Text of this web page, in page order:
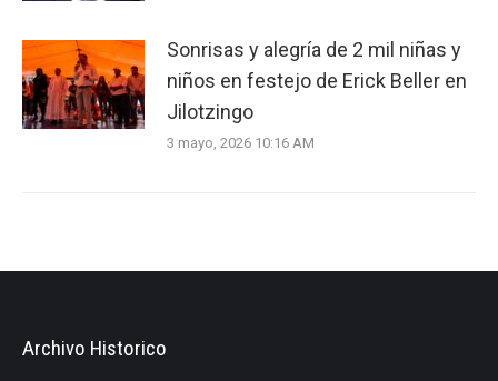
Sonrisas y alegría de 2 mil niñas y
niños en festejo de Erick Beller en
Jilotzingo
3 mayo, 2026 10:16 AM
Archivo Historico